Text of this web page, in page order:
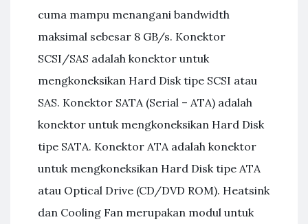
cuma mampu menangani bandwidth
maksimal sebesar 8 GB/s. Konektor
SCSI/SAS adalah konektor untuk
mengkoneksikan Hard Disk tipe SCSI atau
SAS. Konektor SATA (Serial – ATA) adalah
konektor untuk mengkoneksikan Hard Disk
tipe SATA. Konektor ATA adalah konektor
untuk mengkoneksikan Hard Disk tipe ATA
atau Optical Drive (CD/DVD ROM). Heatsink
dan Cooling Fan merupakan modul untuk